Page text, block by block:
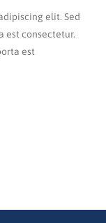
elit. Sed
est consectetur.
est